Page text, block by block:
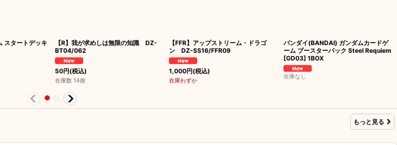
スタートデッキ
【R】我が求めしは無限の知識 DZ-
BT04/062
50円(税込)
在庫数 14個
【FFR】アップストリーム・ドラゴ
ン DZ-SS16/FFR09
1,000円(税込)
在庫わずか
バンダイ(BANDAI) ガンダムカードゲ
ーム ブースターパック Steel Requiem
[GD03] 1BOX
在庫なし
もっと見る